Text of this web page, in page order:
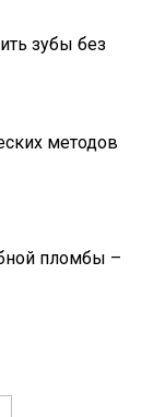
зубы без
методов
пломбы –